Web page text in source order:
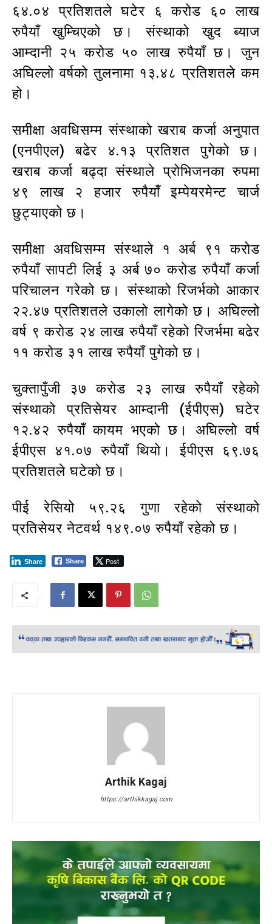
६४.०४ प्रतिशतले घटेर ६ करोड ६० लाख
रुपैयाँ खुम्चिएको छ। संस्थाको खुद ब्याज
आम्दानी २५ करोड ५० लाख रुपैयाँ छ। जुन
अघिल्लो वर्षको तुलनामा १३.४८ प्रतिशतले कम
हो।
समीक्षा अवधिसम्म संस्थाको खराब कर्जा अनुपात
(एनपीएल) बढेर ४.१३ प्रतिशत पुगेको छ।
खराब कर्जा बढ्दा संस्थाले प्रोभिजनका रुपमा
४९ लाख २ हजार रुपैयाँ इम्पेयरमेन्ट चार्ज
छुट्याएको छ।
समीक्षा अवधिसम्म संस्थाले १ अर्ब ९१ करोड
रुपैयाँ सापटी लिई ३ अर्ब ७० करोड रुपैयाँ कर्जा
परिचालन गरेको छ। संस्थाको रिजर्भको आकार
२२.४७ प्रतिशतले उकालो लागेको छ। अघिल्लो
वर्ष ९ करोड २४ लाख रुपैयाँ रहेको रिजर्भमा बढेर
११ करोड ३१ लाख रुपैयाँ पुगेको छ।
चुक्तापुँजी ३७ करोड २३ लाख रुपैयाँ रहेको
संस्थाको प्रतिसेयर आम्दानी (ईपीएस) घटेर
१२.४२ रुपैयाँ कायम भएको छ। अघिल्लो वर्ष
ईपीएस ४१.०७ रुपैयाँ थियो। ईपीएस ६९.७६
प्रतिशतले घटेको छ।
पीई रेसियो ५९.२६ गुणा रहेको संस्थाको
प्रतिसेयर नेटवर्थ १४९.०७ रुपैयाँ रहेको छ।
Share Post
Share
Arthik Kagaj
https://arthikkagaj.com